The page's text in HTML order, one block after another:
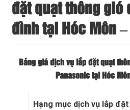
đặt quạt thông gió
đình tại Hóc Môn –
Bảng giá dịch vụ lắp đặt quạt
Panasonic tại Hóc
Hạng mục dịch vụ lắp